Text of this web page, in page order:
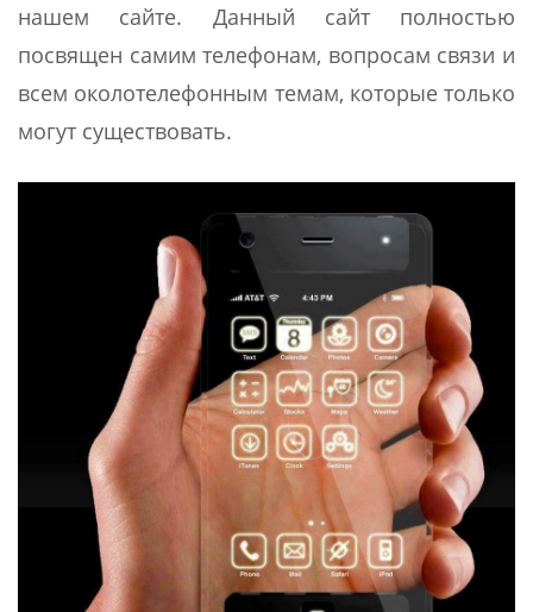
нашем сайте. Данный сайт полностью
посвящен самим телефонам, вопросам связи и
всем околотелефонным темам, которые только
могут существовать.